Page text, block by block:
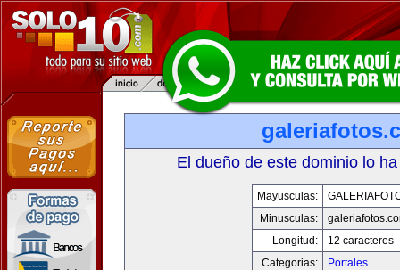
El dueño de este dominio lo
Mayusculas:
Minusculas:
Longitud:
12 caracteres
Categorias:
Portales